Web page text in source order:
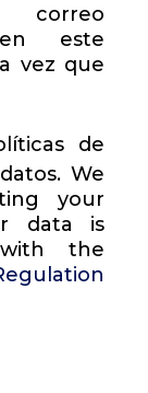
correo
este
vez que
de
We
your
data is
the